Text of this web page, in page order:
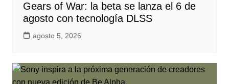
Gears of War: la beta se lanza el 6 de
agosto con tecnología DLSS
agosto 5, 2026